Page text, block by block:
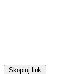
Skopiuj link